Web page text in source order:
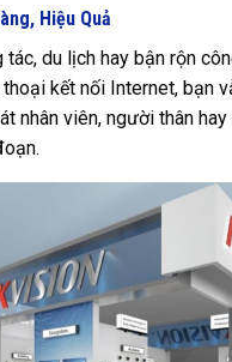
Hiệu Quả
tác, du lịch hay bận rộn
kết nối Internet, bạn
nhân viên, người thân